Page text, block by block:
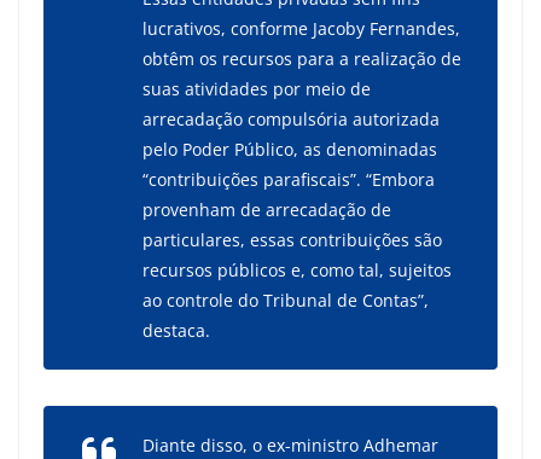
lucrativos, conforme Jacoby Fernandes,
obtêm os recursos para a realização de
suas atividades por meio de
arrecadação compulsória autorizada
pelo Poder Público, as denominadas
“contribuições parafiscais”. “Embora
provenham de arrecadação de
particulares, essas contribuições são
recursos públicos e, como tal, sujeitos
ao controle do Tribunal de Contas”,
destaca.
Diante disso, o ex-ministro Adhemar